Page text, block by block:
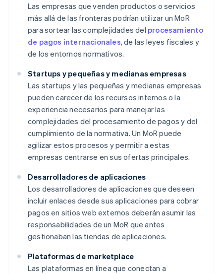
Las empresas que venden productos o servicios
más allá de las fronteras podrían utilizar un MoR
para sortear las complejidades del procesamiento
de pagos internacionales, de las leyes fiscales y
de los entornos normativos.
Startups y pequeñas y medianas empresas
Las startups y las pequeñas y medianas empresas
pueden carecer de los recursos internos o la
experiencia necesarios para manejar las
complejidades del procesamiento de pagos y del
cumplimiento de la normativa. Un MoR puede
agilizar estos procesos y permitir a estas
empresas centrarse en sus ofertas principales.
Desarrolladores de aplicaciones
Los desarrolladores de aplicaciones que deseen
incluir enlaces desde sus aplicaciones para cobrar
pagos en sitios web externos deberán asumir las
responsabilidades de un MoR que antes
gestionaban las tiendas de aplicaciones.
Plataformas de marketplace
Las plataformas en línea que conectan a